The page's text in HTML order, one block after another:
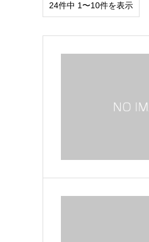
24件中 1〜10件を表示